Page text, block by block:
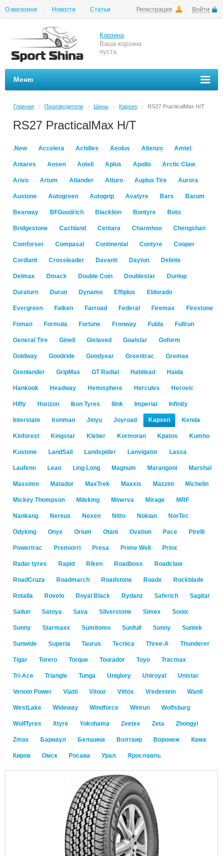
Регистрация Войти
О магазине Новости
Статьи
Корзина
Ваша корзина
пуста
Меню
Главная / Производители / Шины / Kapsen / RS27 PracticalMax H/T
RS27 PracticalMax H/T
.New Accelera Achilles Aeolus Altenzo Amtel
Antares Aosen Aoteli Aplus Apollo Arctic Claw
Arivo Artum Atlander Atturo Auplus Tire Aurora
Austone Autogreen Autogrip Avatyre Bars Barum
Bearway BFGoodrich Blacklion Bontyre Boto
Bridgestone Cachland Centara Charmhoo Chengshan
Comforser Compasal Continental Contyre Cooper
Cordiant Crossleader Davanti Dayton Delinte
Delmax Dmack Double Coin Doublestar Dunlop
Duraturn Durun Dynamo Effiplus Eldorado
Evergreen Falken Farroad Federal Firemax Firestone
Foman Formula Fortune Fronway Fulda Fullrun
General Tire Ginell Gislaved Goalstar Goform
Goldway Goodride Goodyear Greentrac Gremax
Grenlander GripMax GT Radial Habilead Haida
Hankook Headway Hemisphere Hercules Herovic
Hifly Horizon Ikon Tyres Ilink Imperial Infinity
Interstate Ironman Jinyu Joyroad Kapsen Kenda
Kinforest Kingstar Kleber Kormoran Kpatos Kumho
Kustone LandSail Landspider Lanvigator Lassa
Laufenn Leao Ling Long Magnum Marangoni Marshal
Massimo Matador MaxTrek Maxxis Mazzini Michelin
Mickey Thompson Mileking Minerva Mirage MRF
Nankang Nereus Nexen Nitto Nokian NorTec
Odyking Onyx Orium Otani Ovation Pace Pirelli
Powertrac Premiorri Presa Prime Well Prinx
Radar tyres Rapid Riken Roadboss Roadclaw
RoadCruza Roadmarch Roadstone Roadx Rockblade
Rotalla Rovelo Royal Black Rydanz Saferich Sagitar
Sailun Satoya Sava Silverstone Simex Sonix
Sonny Starmaxx Sumitomo Sunfull Sunny Suntek
Sunwide Superia Taurus Tecnica Three-A Thunderer
Tigar Torero Torque Tourador Toyo Tracmax
Tri-Ace Triangle Tunga Uniglory Uniroyal Unistar
Venom Power Viatti Vitour Vittos Vredestein Wanli
WestLake Wideway Windforce Winrun Wolfsburg
WolfTyres Xtyre Yokohama Zeetex Zeta Zhongyi
Zmax Барнаул Белшина Волтаир Воронеж Кама
Киров Омск Росава Урал Ярославль